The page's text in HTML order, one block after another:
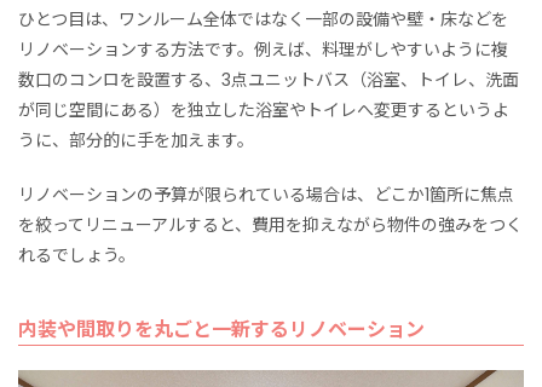
ひとつ目は、ワンルーム全体ではなく一部の設備や壁・床などを
リノベーションする方法です。例えば、料理がしやすいように複
数口のコンロを設置する、3点ユニットバス（浴室、トイレ、洗面
が同じ空間にある）を独立した浴室やトイレへ変更するというよ
うに、部分的に手を加えます。
リノベーションの予算が限られている場合は、どこか1箇所に焦点
を絞ってリニューアルすると、費用を抑えながら物件の強みをつく
れるでしょう。
内装や間取りを丸ごと一新するリノベーション